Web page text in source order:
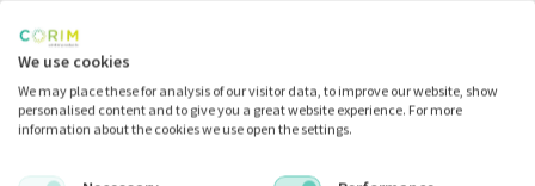
geplaatst met een lichtuithardend composiet. Deze
eenvoudige workflow vereist minimale tandvoorbereiding,
wat een snelle en veilige behandeling mogelijk maakt. Het
verkort de stoeltijd en verbetert de algehele
Het kroonoppervlak is glanzend en glad, wat biofilm en
bacteriegroei voorkomt. Dit helpt marginale verkleuring,
secundaire cariës en tandplakvorming te voorkomen.
Ceramir-kinderkronen zijn biocompatibel, niet-toxisch en
We use cookies
We may place these for analysis of our visitor data, to improve our website, show
personalised content and to give you a great website experience. For more
information about the cookies we use open the settings.